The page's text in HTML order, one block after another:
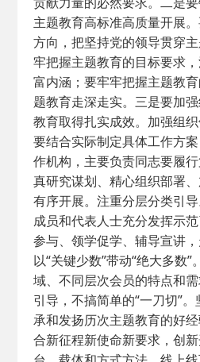
主题教育高标准高质量开展
方向，把坚持党的领导贯穿
牢把握主题教育的目标要求
富内涵；要牢牢把握主题教
题教育走深走实。三是要加
教育取得扎实成效。加强组
要结合实际制定具体工作方
作机构，主要负责同志要履
真研究谋划、精心组织部署
有序开展。注重分层分类引
成员和代表人士充分发挥示
参与、领学促学、辅导宣讲
以“关键少数”带动“绝大多数
域、不同层次会员的特点和
引导，不搞简单的“一刀切”
承和发扬历次主题教育的好
合新征程新使命新要求，创